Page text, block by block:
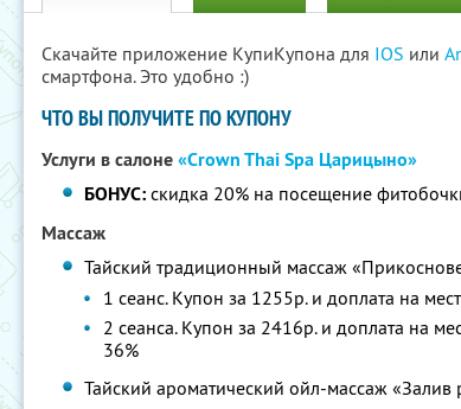
Скачайте приложение КупиКупона для IOS или
смартфона. Это удобно :)
ЧТО ВЫ ПОЛУЧИТЕ ПО КУПОНУ
Услуги в салоне«Crown Thai Spa Царицыно»
БОНУС: скидка 20% на посещение
Массаж
Тайский традиционный массаж
1 сеанс. Купон за 1255р. и доплата на
2 сеанса. Купон за 2416р. и доплата на
36%
Тайский ароматический ойл-массаж «Залив